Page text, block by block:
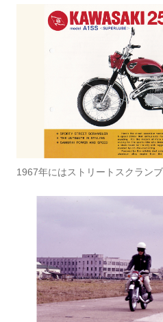
1967年にはストリートスクラン